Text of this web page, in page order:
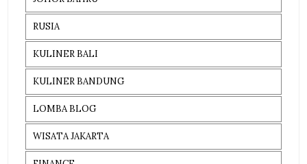
RUSIA
KULINER BALI
KULINER BANDUNG
LOMBA BLOG
WISATA JAKARTA